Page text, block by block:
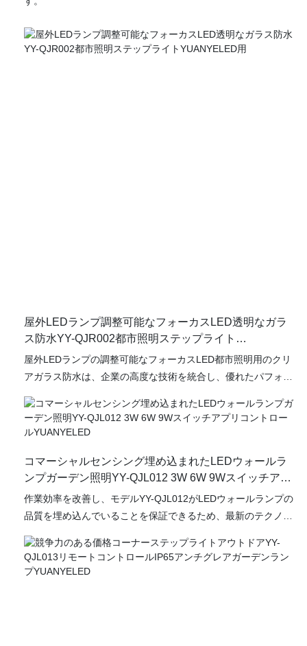
屋外LEDランプ調整可能なフォーカスLED透明なガラ
ス防水YY-QJR002都市照明ステップライト
YUANYELED用
屋外LEDランプの調整可能なフォーカスLED都市照明用のクリ
アガラス防水は、企業の高度な技術を統合し、優れたパフォー
に役立ちます。
コマーシャルセンシング埋め込まれたLEDウォールラ
ンプガーデン照明YY-QJL012 3W 6W 9Wスイッチアプ
リコントロールYUANYELED
作業効率を改善し、モデルYY-QJL012がLEDウォールランプの
品質を埋め込んでいることを保証できるため、最新のテクノロ
ラ、庭、会議室、テーマパーク、展示ホールの畑で人気が高ま
っています